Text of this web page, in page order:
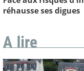
réhausse ses digues
A lire